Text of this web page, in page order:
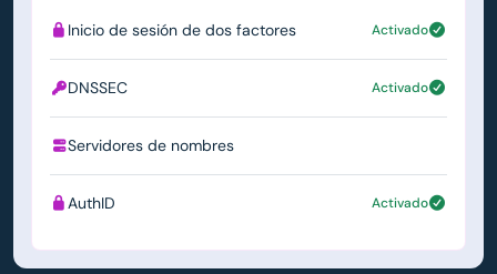
Inicio de sesión de dos factores Activado
DNSSEC Activado
Servidores de nombres
AuthID Activado